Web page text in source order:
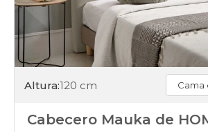
Altura:120 cm
Cabecero Mauka de